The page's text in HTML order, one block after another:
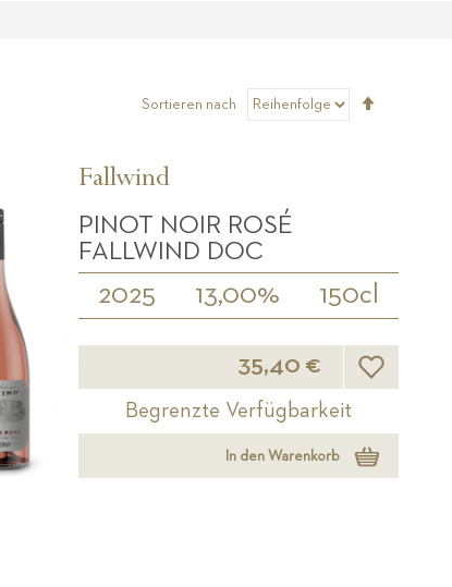
Sortieren nach
Fallwind
PINOT NOIR ROSÉ
FALLWIND DOC
2025 13,00% 150cl
35,40 € Wunschliste
Begrenzte Verfügbarkeit
In den Warenkorb